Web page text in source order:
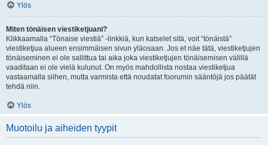
Ylös
Miten tönäisen viestiketjuani?
Klikkaamalla “Tönaise viestiä” -linkkiä, kun katselet sitä, voit “tönäistä”
viestiketjua alueen ensimmäisen sivun yläosaan. Jos et näe tätä, viestiketjujen
tönäiseminen ei ole sallittua tai aika joka viestiketjujen tönäisemisen välillä
vaaditaan ei ole vielä kulunut. On myös mahdollista nostaa viestiketjua
vastaamalla siihen, mutta varmista että noudatat foorumin sääntöjä jos päätät
tehdä niin.
Ylös
Muotoilu ja aiheiden tyypit